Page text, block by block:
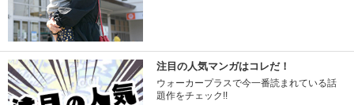
注目の人気マンガはコレだ！
ウォーカープラスで今一番読まれている話
題作をチェック!!